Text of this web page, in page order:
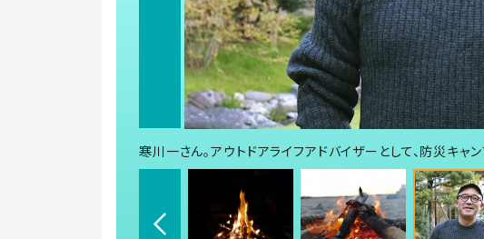
寒川一さん。アウトドアライフアドバイザーとして、防災キャ